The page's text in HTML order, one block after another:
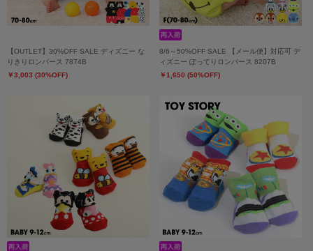
【OUTLET】30%OFF SALE ディズニー な
りきりロンパース 7874B
￥3,003 (30%OFF)
8/6～50%OFF SALE 【メール便】対応可 デ
ィズニー ぽってりロンパース 8207B
￥1,650 (50%OFF)